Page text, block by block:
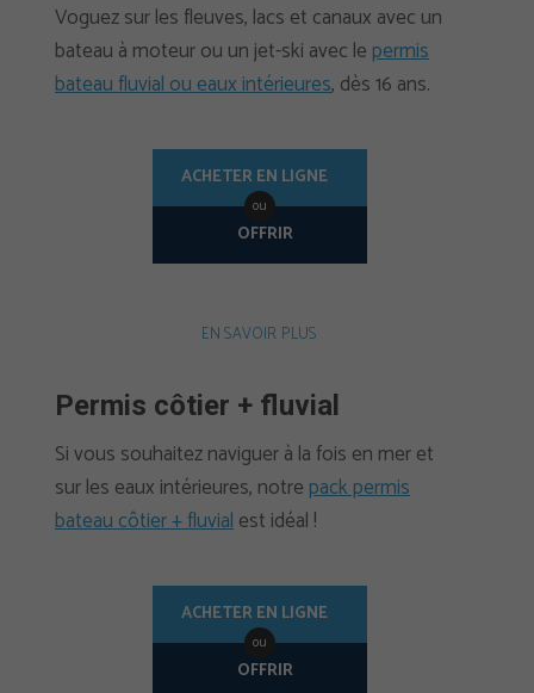
Voguez sur les fleuves, lacs et canaux avec un
bateau à moteur ou un jet-ski avec le permis
bateau fluvial ou eaux intérieures, dès 16 ans.
ACHETER EN LIGNE
ou
OFFRIR
EN SAVOIR PLUS
Permis côtier + fluvial
Si vous souhaitez naviguer à la fois en mer et
sur les eaux intérieures, notre pack permis
bateau côtier + fluvialest idéal !
ACHETER EN LIGNE
ou
OFFRIR